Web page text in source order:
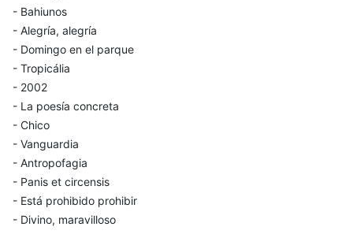
- Bahiunos
- Alegría, alegría
- Domingo en el parque
- Tropicália
- 2002
- La poesía concreta
- Chico
- Vanguardia
- Antropofagia
- Panis et circensis
- Está prohibido prohibir
- Divino, maravilloso